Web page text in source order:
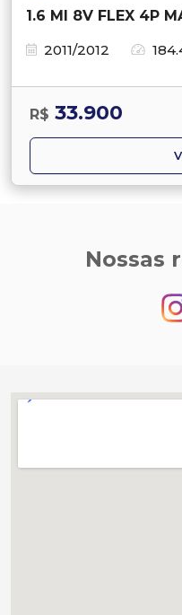
1.6 MI 8V FLEX 4P
2011/2012
R$ 33.900
Nossas